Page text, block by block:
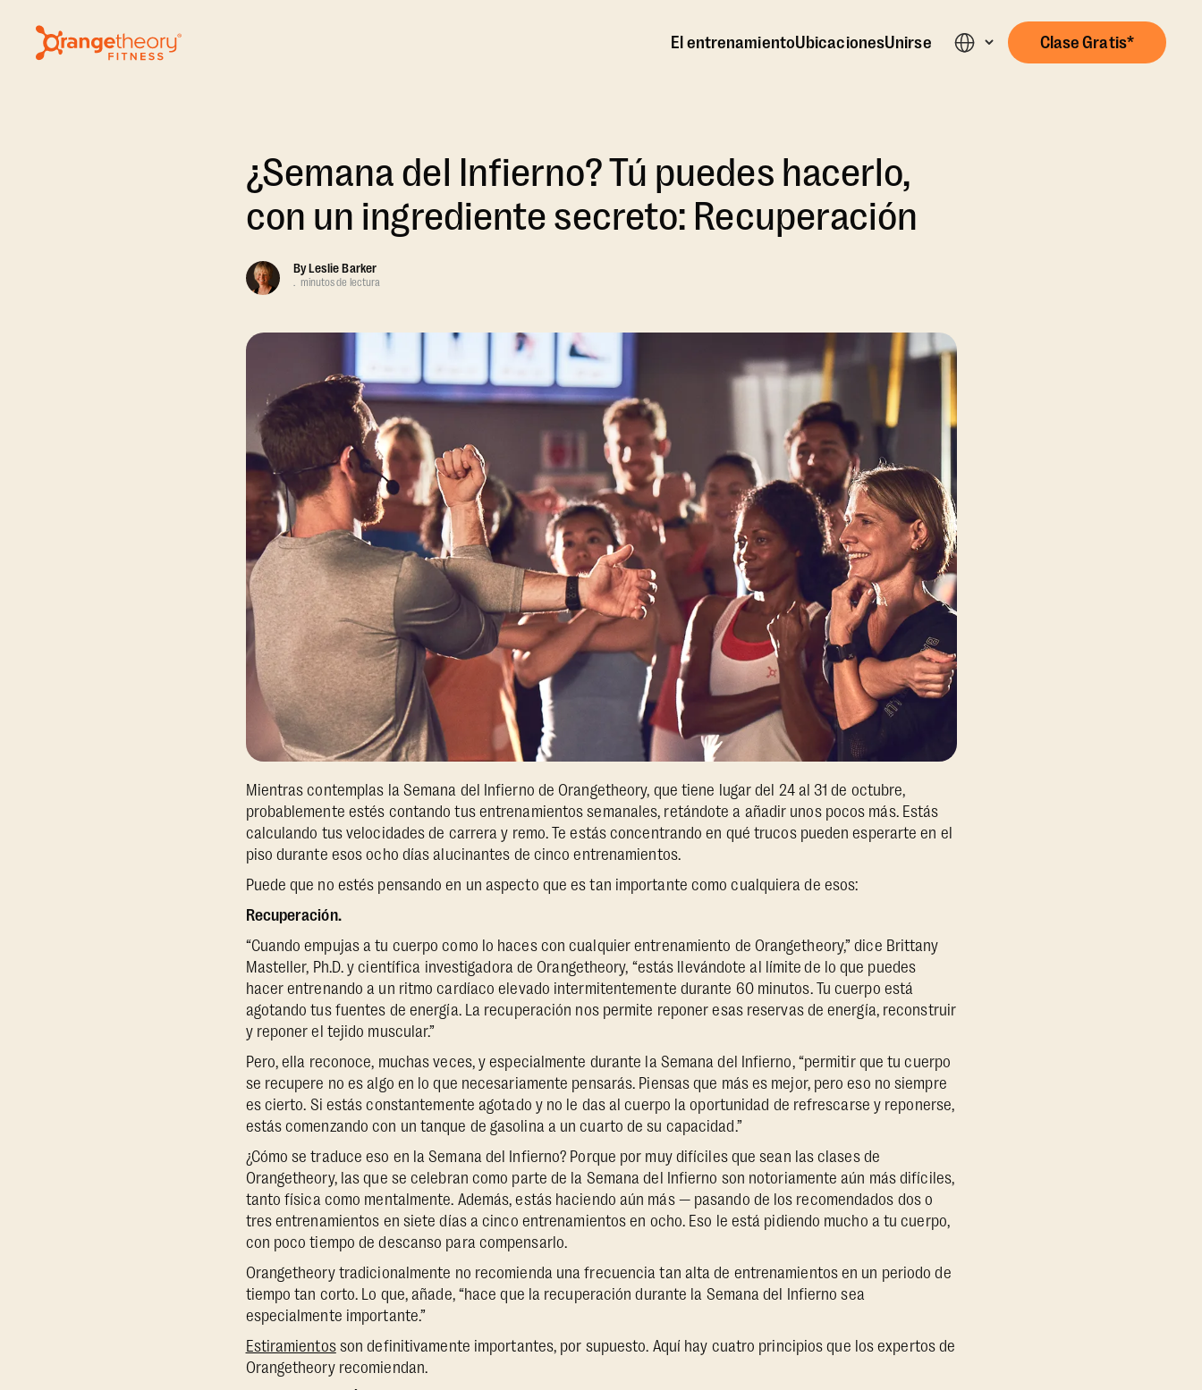
El entrenamientoUbicacionesUnirse Clase Gratis*
¿Semana del Infierno? Tú puedes hacerlo,
con un ingrediente secreto: Recuperación
By Leslie Barker
. minutos de lectura
Mientras contemplas la Semana del Infierno de Orangetheory, que tiene lugar del 24 al 31 de octubre,
probablemente estés contando tus entrenamientos semanales, retándote a añadir unos pocos más. Estás
calculando tus velocidades de carrera y remo. Te estás concentrando en qué trucos pueden esperarte en el
piso durante esos ocho días alucinantes de cinco entrenamientos.
Puede que no estés pensando en un aspecto que es tan importante como cualquiera de esos:
Recuperación.
“Cuando empujas a tu cuerpo como lo haces con cualquier entrenamiento de Orangetheory,” dice Brittany
Masteller, Ph.D. y científica investigadora de Orangetheory, “estás llevándote al límite de lo que puedes
hacer entrenando a un ritmo cardíaco elevado intermitentemente durante 60 minutos. Tu cuerpo está
agotando tus fuentes de energía. La recuperación nos permite reponer esas reservas de energía, reconstruir
y reponer el tejido muscular.”
Pero, ella reconoce, muchas veces, y especialmente durante la Semana del Infierno, “permitir que tu cuerpo
se recupere no es algo en lo que necesariamente pensarás. Piensas que más es mejor, pero eso no siempre
es cierto. Si estás constantemente agotado y no le das al cuerpo la oportunidad de refrescarse y reponerse,
estás comenzando con un tanque de gasolina a un cuarto de su capacidad.”
¿Cómo se traduce eso en la Semana del Infierno? Porque por muy difíciles que sean las clases de
Orangetheory, las que se celebran como parte de la Semana del Infierno son notoriamente aún más difíciles,
tanto física como mentalmente. Además, estás haciendo aún más — pasando de los recomendados dos o
tres entrenamientos en siete días a cinco entrenamientos en ocho. Eso le está pidiendo mucho a tu cuerpo,
con poco tiempo de descanso para compensarlo.
Orangetheory tradicionalmente no recomienda una frecuencia tan alta de entrenamientos en un periodo de
tiempo tan corto. Lo que, añade, “hace que la recuperación durante la Semana del Infierno sea
especialmente importante.”
Estiramientosson definitivamente importantes, por supuesto. Aquí hay cuatro principios que los expertos de
Orangetheory recomiendan.